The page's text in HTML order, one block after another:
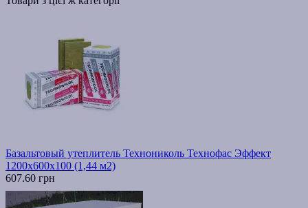
Базальтовый утеплитель Технониколь Технофас Эффект
1200х600х100 (1,44 м2)
607.60 грн